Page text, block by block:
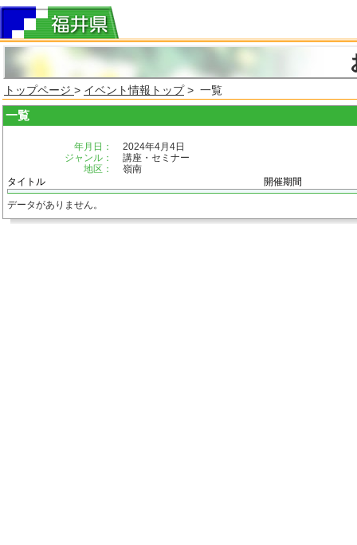
トップページ > イベント情報トップ> 一覧
一覧
年月日：
2024年4月4日
ジャンル：
講座・セミナー
地区：
嶺南
タイトル
開催期間
データがありません。